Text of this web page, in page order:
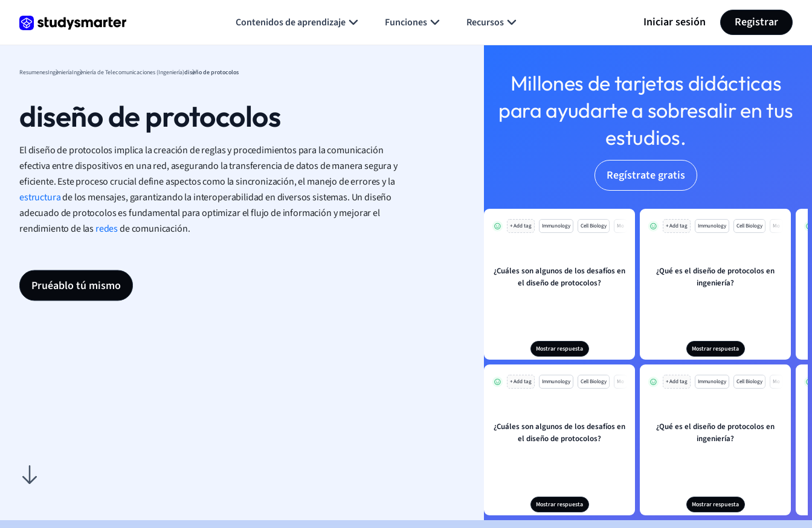
Contenidos de aprendizaje Funciones Recursos Iniciar sesión Registrar
ResumenesIngenieríaIngeniería de Telecomunicaciones (Ingeniería)diseño de protocolos
diseño de protocolos
El diseño de protocolos implica la creación de reglas y procedimientos para la comunicación
efectiva entre dispositivos en una red, asegurando la transferencia de datos de manera segura y
eficiente. Este proceso crucial define aspectos como la sincronización, el manejo de errores y la
estructurade los mensajes, garantizando la interoperabilidad en diversos sistemas. Un diseño
adecuado de protocolos es fundamental para optimizar el flujo de información y mejorar el
rendimiento de lasredesde comunicación.
Pruéablo tú mismo
Millones de tarjetas didácticas
para ayudarte a sobresalir en tus
estudios.
Regístrate gratis
+ Add tag Immunology Cell Biology Mo
¿Cuáles son algunos de los desafíos en
el diseño de protocolos?
Mostrar respuesta
+ Add tag Immunology Cell Biology Mo
¿Qué es el diseño de protocolos en
ingeniería?
Mostrar respuesta
+ Add tag Immunology Cell Biology Mo
¿Cuáles son algunos de los desafíos en
el diseño de protocolos?
Mostrar respuesta
+ Add tag Immunology Cell Biology Mo
¿Qué es el diseño de protocolos en
ingeniería?
Mostrar respuesta